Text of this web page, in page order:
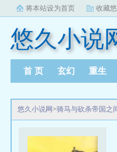
将本站设为首页 收藏
悠久小说
首 页 玄幻 重生
悠久小说网>骑马与砍杀帝国之